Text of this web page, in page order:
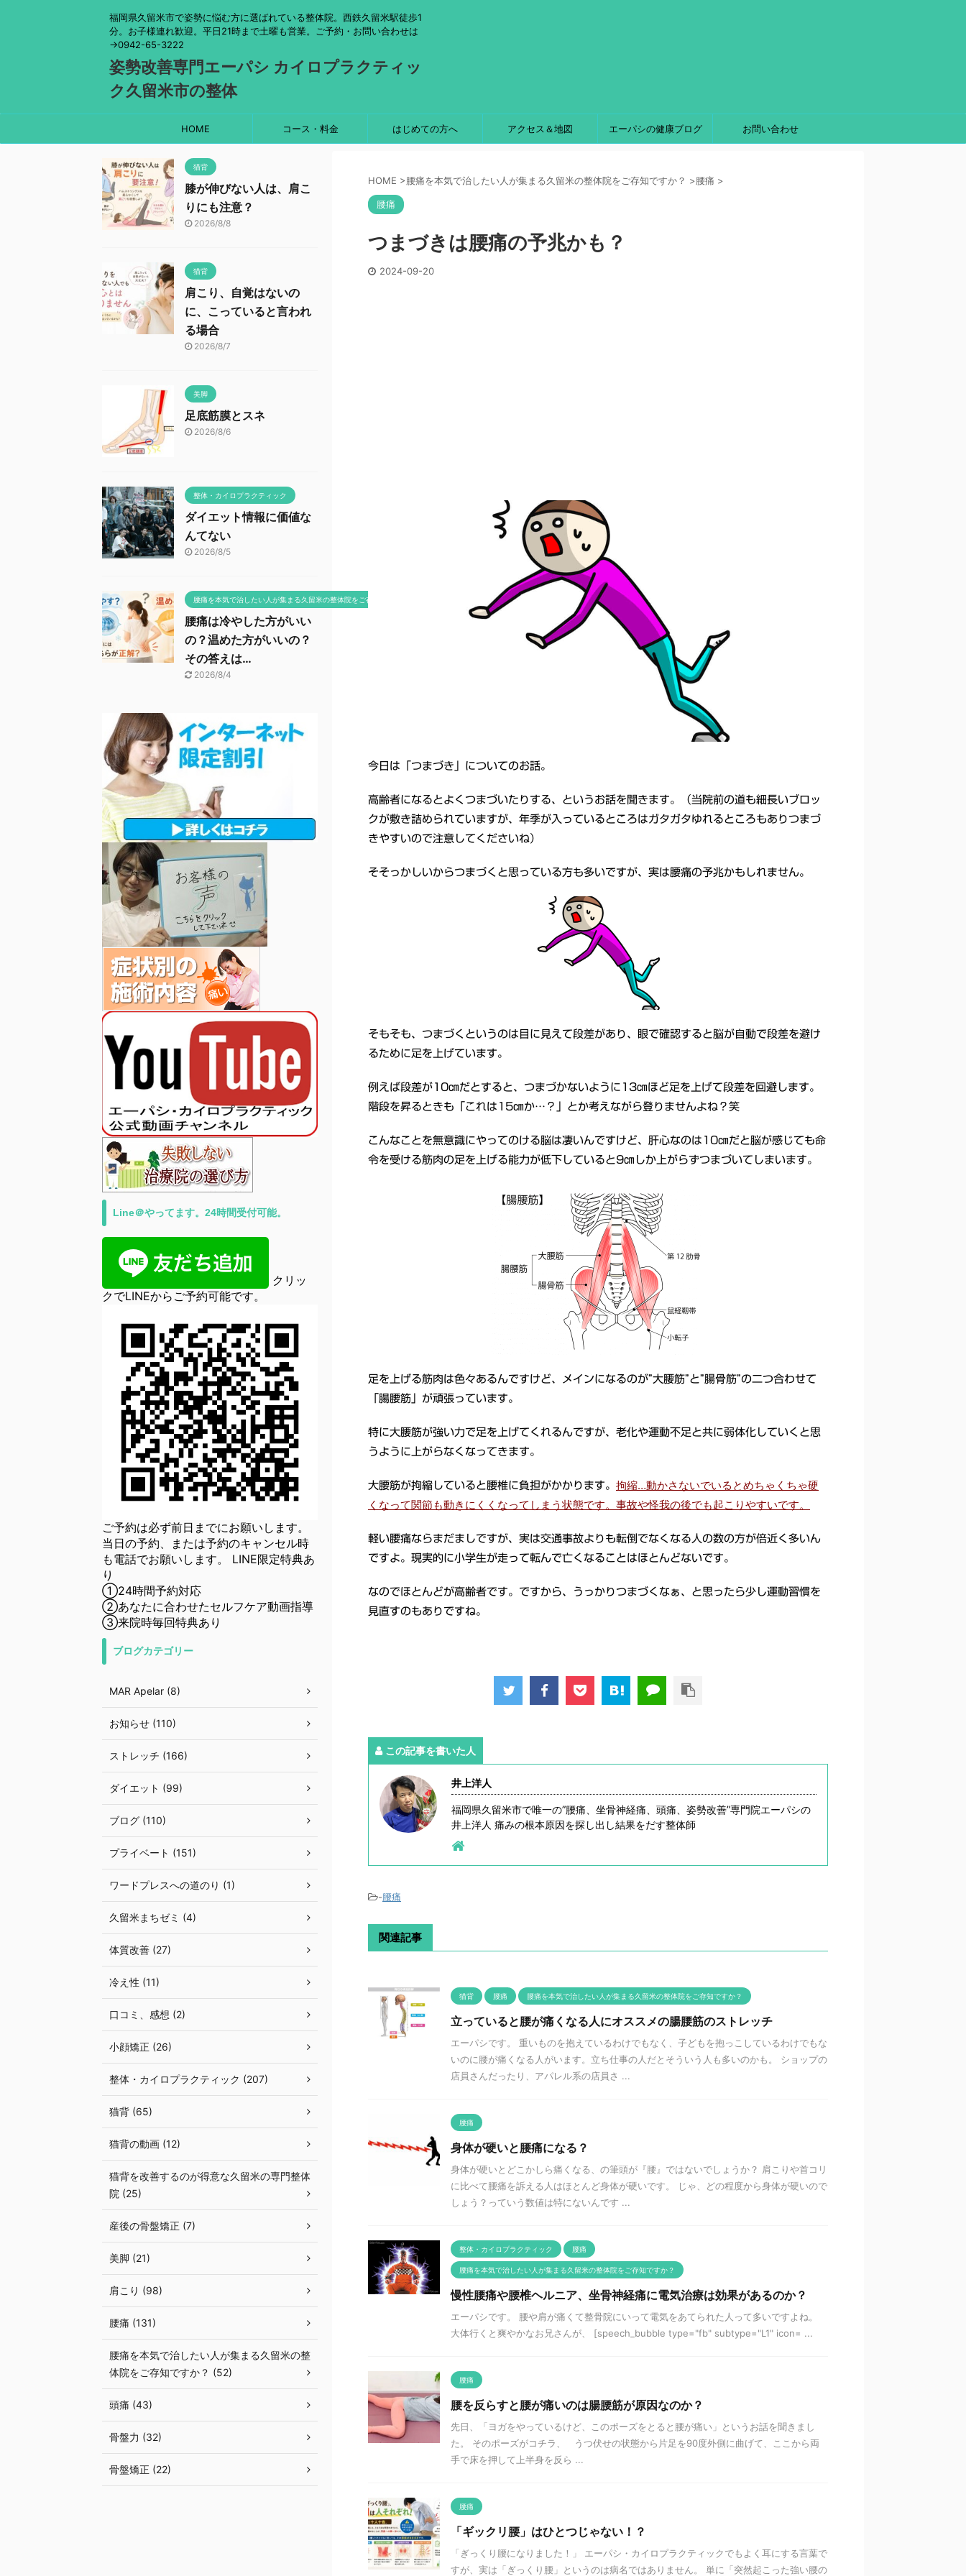
福岡県久留米市で姿勢に悩む方に選ばれている整体院。西鉄久留米駅徒歩1
分。お子様連れ歓迎。平日21時まで土曜も営業。ご予約・お問い合わせは
→0942-65-3222
姿勢改善専門エーパシ カイロプラクティッ
ク久留米市の整体
HOME コース・料金 はじめての方へ アクセス＆地図 エーパシの健康ブログ お問い合わせ
HOME >腰痛を本気で治したい人が集まる久留米の整体院をご存知ですか？ >腰痛 >
腰痛
つまづきは腰痛の予兆かも？
2024-09-20
今日は「つまづき」についてのお話。
高齢者になるとよくつまづいたりする、というお話を聞きます。（当院前の道も細長いブロッ
クが敷き詰められていますが、年季が入っているところはガタガタゆれるところもありつまづ
きやすいので注意してくださいね）
そそっかしいからつまづくと思っている方も多いですが、実は腰痛の予兆かもしれません。
そもそも、つまづくというのは目に見えて段差があり、眼で確認すると脳が自動で段差を避け
るために足を上げています。
例えば段差が10㎝だとすると、つまづかないように13㎝ほど足を上げて段差を回避します。
階段を昇るときも「これは15㎝か…？」とか考えながら登りませんよね？笑
こんなことを無意識にやってのける脳は凄いんですけど、肝心なのは10㎝だと脳が感じても命
令を受ける筋肉の足を上げる能力が低下していると9㎝しか上がらずつまづいてしまいます。
足を上げる筋肉は色々あるんですけど、メインになるのが”大腰筋”と”腸骨筋”の二つ合わせて
「腸腰筋」が頑張っています。
特に大腰筋が強い力で足を上げてくれるんですが、老化や運動不足と共に弱体化していくと思
うように上がらなくなってきます。
大腰筋が拘縮していると腰椎に負担がかかります。 拘縮…動かさないでいるとめちゃくちゃ硬
くなって関節も動きにくくなってしまう状態です。事故や怪我の後でも起こりやすいです。
軽い腰痛ならまだましですが、実は交通事故よりも転倒でなくなる人の数の方が倍近く多いん
ですよ。現実的に小学生が走って転んで亡くなることはほとんどないです。
なのでほとんどが高齢者です。ですから、うっかりつまづくなぁ、と思ったら少し運動習慣を
見直すのもありですね。
この記事を書いた人
井上洋人
福岡県久留米市で唯一の”腰痛、坐骨神経痛、頭痛、姿勢改善”専門院エーパシの
井上洋人 痛みの根本原因を探し出し結果をだす整体師
-腰痛
関連記事
猫背 腰痛 腰痛を本気で治したい人が集まる久留米の整体院をご存知ですか？
立っていると腰が痛くなる人にオススメの腸腰筋のストレッチ
エーパシです。 重いものを抱えているわけでもなく、子どもを抱っこしているわけでもな
いのに腰が痛くなる人がいます。立ち仕事の人だとそういう人も多いのかも。 ショップの
店員さんだったり、アパレル系の店員さ ...
腰痛
身体が硬いと腰痛になる？
身体が硬いとどこかしら痛くなる、の筆頭が『腰』ではないでしょうか？ 肩こりや首コリ
に比べて腰痛を訴える人はほとんど身体が硬いです。 じゃ、どの程度から身体が硬いので
しょう？っていう数値は特にないんです ...
整体・カイロプラクティック 腰痛
腰痛を本気で治したい人が集まる久留米の整体院をご存知ですか？
慢性腰痛や腰椎ヘルニア、坐骨神経痛に電気治療は効果があるのか？
エーパシです。 腰や肩が痛くて整骨院にいって電気をあてられた人って多いですよね。
大体行くと爽やかなお兄さんが、 [speech_bubble type="fb" subtype="L1" icon= ...
腰痛
腰を反らすと腰が痛いのは腸腰筋が原因なのか？
先日、「ヨガをやっているけど、このポーズをとると腰が痛い」というお話を聞きまし
た。 そのポーズがコチラ、 うつ伏せの状態から片足を90度外側に曲げて、ここから両
手で床を押して上半身を反ら ...
腰痛
「ギックリ腰」はひとつじゃない！？
「ぎっくり腰になりました！」 エーパシ・カイロプラクティックでもよく耳にする言葉で
すが、実は「ぎっくり腰」というのは病名ではありません。 単に「突然起こった強い腰の
猫背
膝が伸びない人は、肩こ
りにも注意？
2026/8/8
猫背
肩こり、自覚はないの
に、こっていると言われ
る場合
2026/8/7
美脚
足底筋膜とスネ
2026/8/6
整体・カイロプラクティック
ダイエット情報に価値な
んてない
2026/8/5
腰痛を本気で治したい人が集まる久留米の整体院をご存知ですか？
腰痛は冷やした方がいい
の？温めた方がいいの？
その答えは…
2026/8/4
Line＠やってます。24時間受付可能。
クリッ
クでLINEからご予約可能です。
ご予約は必ず前日までにお願いします。
当日の予約、または予約のキャンセル時
も電話でお願いします。 LINE限定特典あ
り
①24時間予約対応
②あなたに合わせたセルフケア動画指導
③来院時毎回特典あり
ブログカテゴリー
MAR Apelar (8)
お知らせ (110)
ストレッチ (166)
ダイエット (99)
ブログ (110)
プライベート (151)
ワードプレスへの道のり (1)
久留米まちゼミ (4)
体質改善 (27)
冷え性 (11)
口コミ、感想 (2)
小顔矯正 (26)
整体・カイロプラクティック (207)
猫背 (65)
猫背の動画 (12)
猫背を改善するのが得意な久留米の専門整体
院 (25)
産後の骨盤矯正 (7)
美脚 (21)
肩こり (98)
腰痛 (131)
腰痛を本気で治したい人が集まる久留米の整
体院をご存知ですか？ (52)
頭痛 (43)
骨盤力 (32)
骨盤矯正 (22)